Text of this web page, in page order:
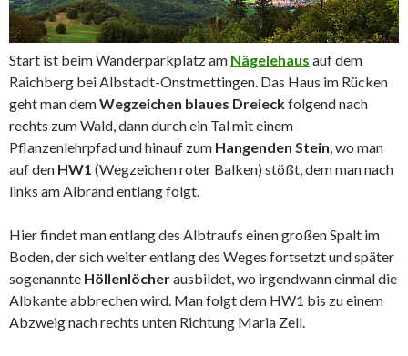
Start ist beim Wanderparkplatz am Nägelehaus auf dem
Raichberg bei Albstadt-Onstmettingen. Das Haus im Rücken
geht man demWegzeichen blaues Dreieckfolgend nach
rechts zum Wald, dann durch ein Tal mit einem
Pflanzenlehrpfad und hinauf zum Hangenden Stein, wo man
auf den HW1 (Wegzeichen roter Balken) stößt, dem man nach
links am Albrand entlang folgt.
Hier findet man entlang des Albtraufs einen großen Spalt im
Boden, der sich weiter entlang des Weges fortsetzt und später
sogenannte Höllenlöcherausbildet, wo irgendwann einmal die
Albkante abbrechen wird. Man folgt dem HW1 bis zu einem
Abzweig nach rechts unten Richtung Maria Zell.